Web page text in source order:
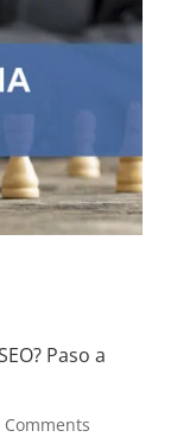
Paso a
Comments